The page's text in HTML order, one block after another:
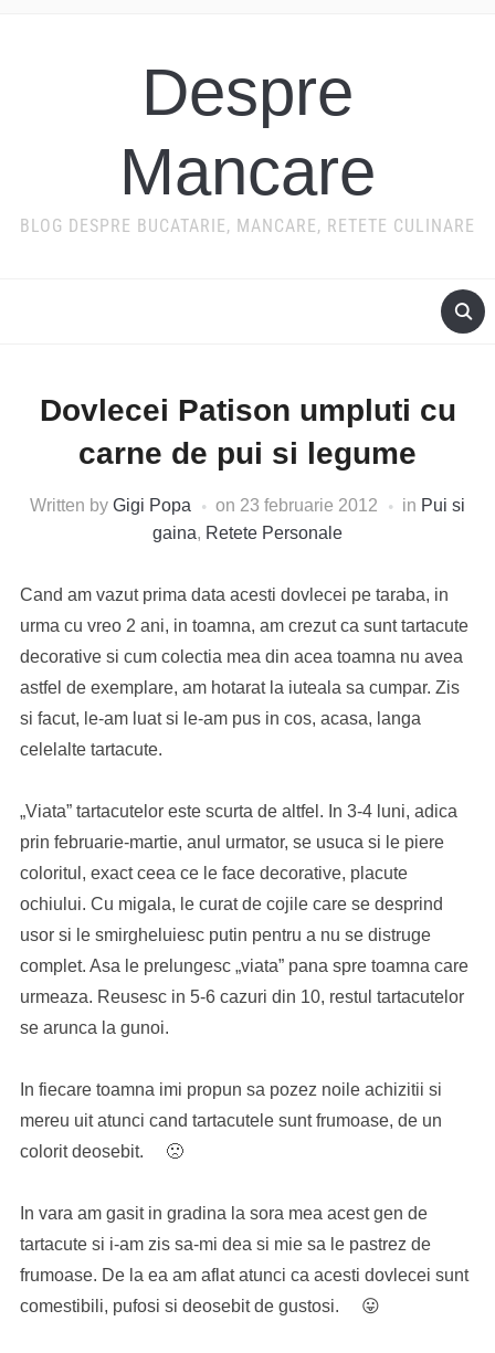
Despre
Mancare
BLOG DESPRE BUCATARIE, MANCARE, RETETE CULINARE
Dovlecei Patison umpluti cu
carne de pui si legume
Written by Gigi Popa on 23 februarie 2012 in Pui si
gaina, Retete Personale
Cand am vazut prima data acesti dovlecei pe taraba, in
urma cu vreo 2 ani, in toamna, am crezut ca sunt tartacute
decorative si cum colectia mea din acea toamna nu avea
astfel de exemplare, am hotarat la iuteala sa cumpar. Zis
si facut, le-am luat si le-am pus in cos, acasa, langa
celelalte tartacute.
„Viata” tartacutelor este scurta de altfel. In 3-4 luni, adica
prin februarie-martie, anul urmator, se usuca si le piere
coloritul, exact ceea ce le face decorative, placute
ochiului. Cu migala, le curat de cojile care se desprind
usor si le smirgheluiesc putin pentru a nu se distruge
complet. Asa le prelungesc „viata” pana spre toamna care
urmeaza. Reusesc in 5-6 cazuri din 10, restul tartacutelor
se arunca la gunoi.
In fiecare toamna imi propun sa pozez noile achizitii si
mereu uit atunci cand tartacutele sunt frumoase, de un
colorit deosebit. 🙁
In vara am gasit in gradina la sora mea acest gen de
tartacute si i-am zis sa-mi dea si mie sa le pastrez de
frumoase. De la ea am aflat atunci ca acesti dovlecei sunt
comestibili, pufosi si deosebit de gustosi. 😛